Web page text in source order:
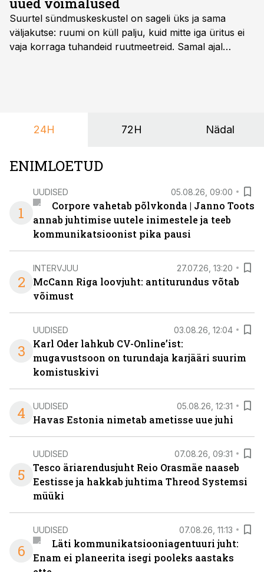
Suurtel sündmuskeskustel on sageli üks ja sama
väljakutse: ruumi on küll palju, kuid mitte iga üritus ei
vaja korraga tuhandeid ruutmeetreid. Samal ajal
nendele vajadustele vastanud uuendusega, mis pakub
24H 72H Nädal
ENIMLOETUD
1
UUDISED 05.08.26, 09:00
Corpore vahetab põlvkonda | Janno Toots
annab juhtimise uutele inimestele ja teeb
kommunikatsioonist pika pausi
2
INTERVJUU 27.07.26, 13:20
McCann Riga loovjuht: antiturundus võtab
võimust
3
UUDISED 03.08.26, 12:04
Karl Oder lahkub CV-Online’ist:
mugavustsoon on turundaja karjääri suurim
komistuskivi
4 UUDISED 05.08.26, 12:31
Havas Estonia nimetab ametisse uue juhi
5
UUDISED 07.08.26, 09:31
Tesco äriarendusjuht Reio Orasmäe naaseb
Eestisse ja hakkab juhtima Threod Systemsi
müüki
6
UUDISED 07.08.26, 11:13
Läti kommunikatsiooniagentuuri juht:
Enam ei planeerita isegi pooleks aastaks